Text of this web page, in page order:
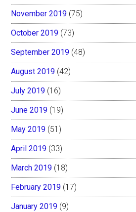
November 2019 (75)
October 2019 (73)
September 2019 (48)
August 2019 (42)
July 2019 (16)
June 2019 (19)
May 2019 (51)
April 2019 (33)
March 2019 (18)
February 2019 (17)
January 2019 (9)